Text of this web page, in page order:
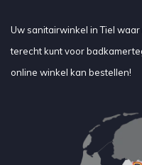
Uw sanitairwinkel in Tiel
terecht kunt voor
online winkel kan bestellen!